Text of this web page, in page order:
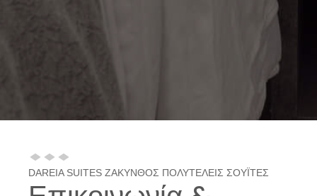
DAREIA SUITES ΖΑΚΥΝΘΟΣ ΠΟΛΥΤΕΛΕΙΣ ΣΟΥΪΤΕΣ